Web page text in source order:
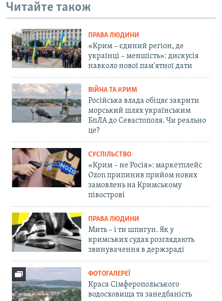
Читайте також
ПРАВА ЛЮДИНИ
«Крим – єдиний регіон, де
українці – меншість»: дискусія
навколо нової пам'ятної дати
ВІЙНА ТА КРИМ
Російська влада обіцяє закрити
морський шлях українським
БпЛА до Севастополя. Чи реально
це?
СУСПІЛЬСТВО
«Крим – не Росія»: маркетплейс
Ozon припинив прийом нових
замовлень на Кримському
півострові
ПРАВА ЛЮДИНИ
Мить – і ти шпигун. Як у
кримських судах розглядають
звинувачення в держзраді
ФОТОГАЛЕРЕЇ
Краса Сімферопольського
водосховища та занедбаність